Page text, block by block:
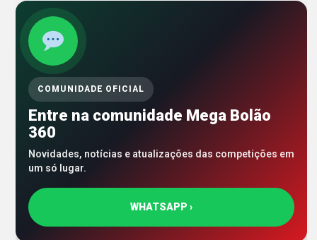
COMUNIDADE OFICIAL
Entre na comunidade Mega Bolão
360
Novidades, notícias e atualizações das competições em
um só lugar.
WHATSAPP ›